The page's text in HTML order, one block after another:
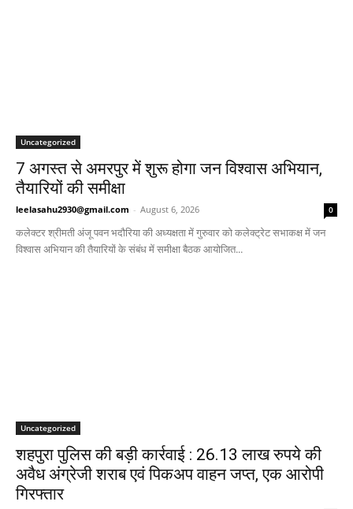
Uncategorized
7 अगस्त से अमरपुर में शुरू होगा जन विश्वास अभियान,
तैयारियों की समीक्षा
leelasahu2930@gmail.com - August 6, 2026 0
कलेक्टर श्रीमती अंजू पवन भदौरिया की अध्यक्षता में गुरुवार को कलेक्ट्रेट सभाकक्ष में जन
विश्वास अभियान की तैयारियों के संबंध में समीक्षा बैठक आयोजित...
Uncategorized
शहपुरा पुलिस की बड़ी कार्रवाई : 26.13 लाख रुपये की
अवैध अंग्रेजी शराब एवं पिकअप वाहन जप्त, एक आरोपी
गिरफ्तार